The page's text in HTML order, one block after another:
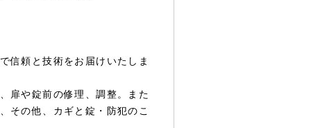
信頼と技術をお届けいたしま
扉や錠前の修理、調整。また
その他、カギと錠・防犯のこ